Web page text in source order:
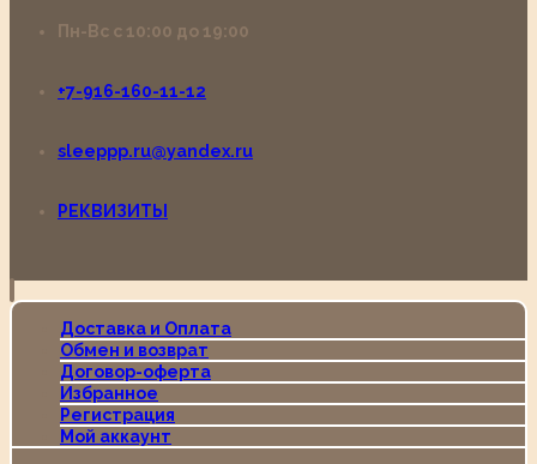
Пн-Вс с 10:00 до 19:00
+7-916-160-11-12
sleeppp.ru@yandex.ru
РЕКВИЗИТЫ
Доставка и Оплата
Обмен и возврат
Договор-оферта
Избранное
Регистрация
Мой аккаунт